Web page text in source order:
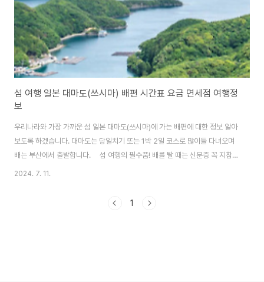
섬 여행 일본 대마도(쓰시마) 배편 시간표 요금 면세점 여행정
보
우리나라와 가장 가까운 섬 일본 대마도(쓰시마)에 가는 배편에 대한 정보 알아
보도록 하겠습니다. 대마도는 당일치기 또는 1박 2일 코스로 많이들 다녀오며
배는 부산에서 출발합니다. 섬 여행의 필수품! 배를 탈 때는 신분증 꼭 지참
해야 합니다. 내 손 안의 신분증 모바일신분증 발급 방법은 아래 '모바일신분증
기 대마도행 배편 일본 대마도행 배편은 부산항여객선터미널에서 이용할 수
2024. 7. 11.
1